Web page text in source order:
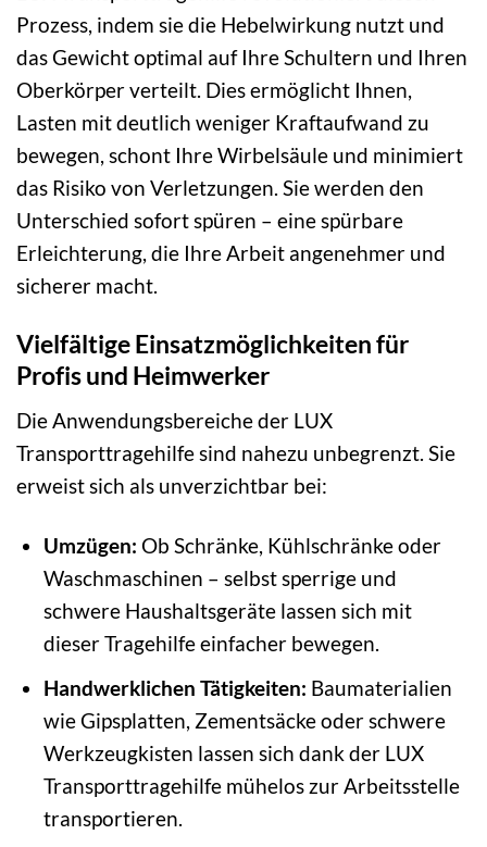
Prozess, indem sie die Hebelwirkung nutzt und
das Gewicht optimal auf Ihre Schultern und Ihren
Oberkörper verteilt. Dies ermöglicht Ihnen,
Lasten mit deutlich weniger Kraftaufwand zu
bewegen, schont Ihre Wirbelsäule und minimiert
das Risiko von Verletzungen. Sie werden den
Unterschied sofort spüren – eine spürbare
Erleichterung, die Ihre Arbeit angenehmer und
sicherer macht.
Vielfältige Einsatzmöglichkeiten für
Profis und Heimwerker
Die Anwendungsbereiche der LUX
Transporttragehilfe sind nahezu unbegrenzt. Sie
erweist sich als unverzichtbar bei:
Umzügen: Ob Schränke, Kühlschränke oder
Waschmaschinen – selbst sperrige und
schwere Haushaltsgeräte lassen sich mit
dieser Tragehilfe einfacher bewegen.
Handwerklichen Tätigkeiten: Baumaterialien
wie Gipsplatten, Zementsäcke oder schwere
Werkzeugkisten lassen sich dank der LUX
Transporttragehilfe mühelos zur Arbeitsstelle
transportieren.